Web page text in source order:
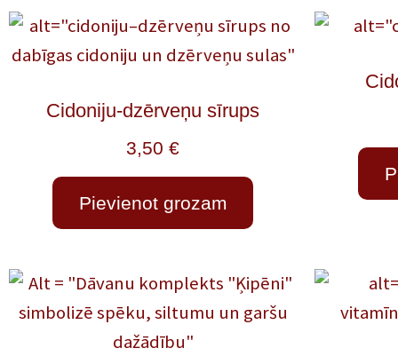
Cidoniju-dzērveņu sīrups
3,50 €
Pievienot grozam